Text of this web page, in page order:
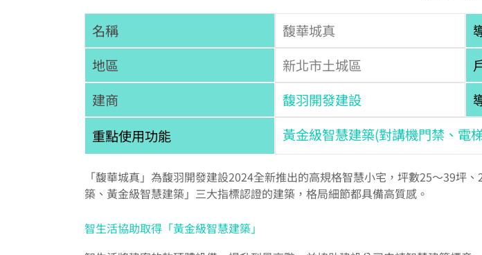
名稱 馥華城真
地區
新北市土城區
建商
馥羽開發建設
重點使用功能
黃金級智慧建築(對講機門禁、電
「馥華城真」為馥羽開發建設2024全新推出的高規格智慧小宅，坪數25～39坪
築、黃金級智慧建築」三大指標認證的建築，格局細節都具備高質感。
智生活協助取得「黃金級智慧建築」